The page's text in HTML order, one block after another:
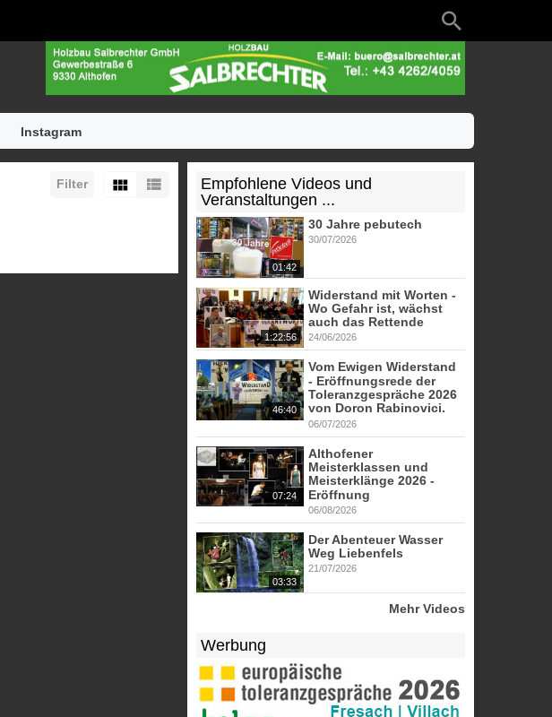
Instagram
Filter
Empfohlene Videos und
Veranstaltungen ...
01:42
30 Jahre pebutech
30/07/2026
1:22:56
Widerstand mit Worten -
Wo Gefahr ist, wächst
auch das Rettende
24/06/2026
46:40
Vom Ewigen Widerstand
- Eröffnungsrede der
Toleranzgespräche 2026
von Doron Rabinovici.
06/07/2026
07:24
Althofener
Meisterklassen und
Meisterklänge 2026 -
Eröffnung
06/08/2026
03:33
Der Abenteuer Wasser
Weg Liebenfels
21/07/2026
Mehr Videos
Werbung